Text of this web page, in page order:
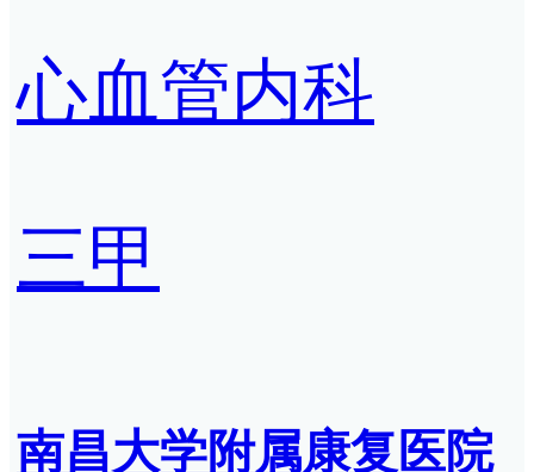
心血管内科
三甲
南昌大学附属康复医院